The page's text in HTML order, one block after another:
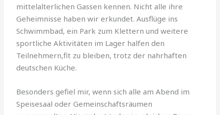
mittelalterlichen Gassen kennen. Nicht alle ihre
Geheimnisse haben wir erkundet. Ausflüge ins
Schwimmbad, ein Park zum Klettern und weitere
sportliche Aktivitäten im Lager halfen den
Teilnehmern,fit zu bleiben, trotz der nahrhaften
deutschen Küche.
Besonders gefiel mir, wenn sich alle am Abend im
Speisesaal oder Gemeinschaftsräumen